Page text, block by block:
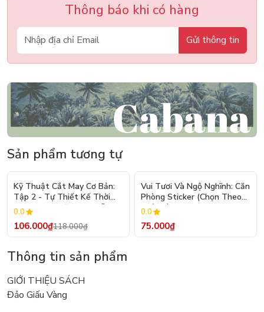
Thông báo khi có hàng
Gửi thông tin
Sản phẩm tương tự
- 10%
Kỹ Thuật Cắt May Cơ Bản:
Tập 2 - Tự Thiết Kế Thời
Trang Nam Nữ - Tạo Mẫu
Rập - Kỹ Thuật Nhảy Size
0.0
106.000₫118.000₫
Vui Tươi Và Ngộ Nghĩnh: Căn
Phòng Sticker (Chọn Theo
Chủ Đề) - Hơn 250 Sticker
0.0
75.000₫
Thông tin sản phẩm
GIỚI THIỆU SÁCH
Đảo Giấu Vàng